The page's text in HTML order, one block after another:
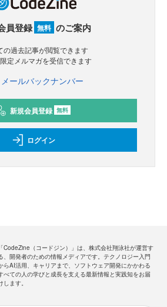
員登録 無料 のご案内
の過去記事が閲覧できます
限定メルマガを受信できます
メールバックナンバー
新規会員登録 無料
ログイン
「CodeZine（コードジン）」は、株式会社翔泳社が運営す
、開発者のための情報メディアです。テクノロジー入門
らAI活用、キャリアまで、ソフトウェア開発にかかわる
べての人の学びと成長を支える最新情報と実践知をお届
します。